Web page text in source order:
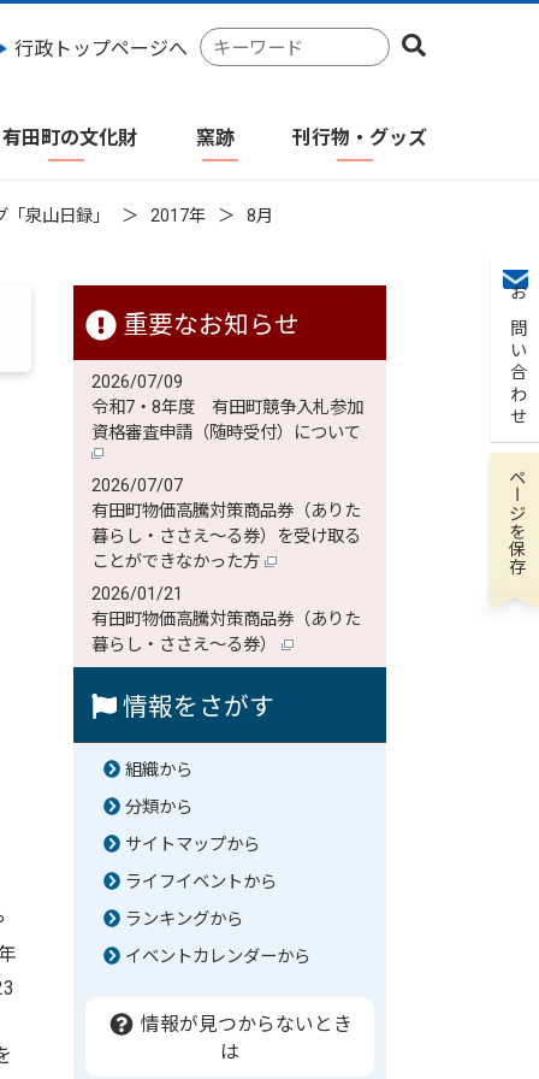
行政トップページへ
検
索
ワ
有田町の文化財 窯跡 刊行物・グッズ
お問い合わせ
泉山日録」 2017年 8月
重要なお知らせ
2026/07/09
令和7・8年度 有田町競争入札参加
資格審査申請（随時受付）について
2026/07/07
有田町物価高騰対策商品券（ありた
暮らし・ささえ～る券）を受け取る
ことができなかった方
2026/01/21
有田町物価高騰対策商品券（ありた
暮らし・ささえ～る券）
情報をさがす
組織から
分類から
サイトマップから
ライフイベントから
ランキングから
イベントカレンダーから
情報が見つからないとき
は
ページを保存